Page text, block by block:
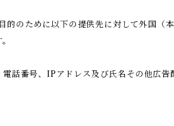
のために以下の提供先に対して外国（
話番号、IPアドレス及び氏名その他広告